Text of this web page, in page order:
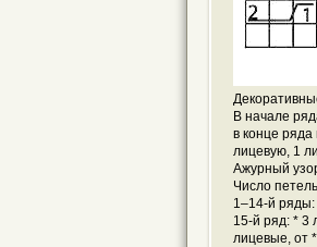
В начале
в конце ряда
лицевую, 1
Ажурный
Число
1–14-й ряды:
15-й ряд: * 3
лицевые, от